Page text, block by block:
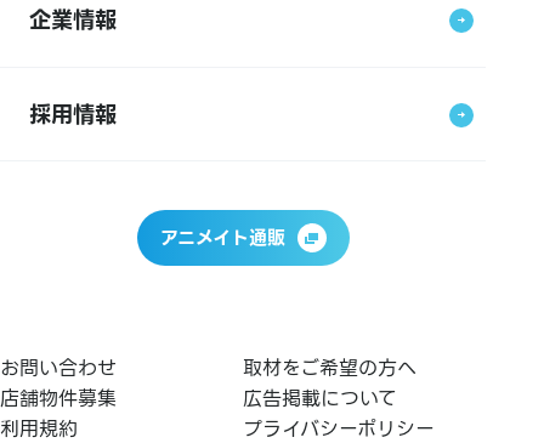
企業情報
採用情報
アニメイト通販
お問い合わせ
取材をご希望の方へ
店舗物件募集
広告掲載について
利用規約
プライバシーポリシー